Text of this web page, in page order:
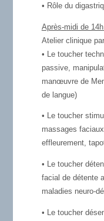
• Rôle du
Après-midi de
Atelier clinique
• Le toucher
passive,
manœuvre de
de langue)
• Le toucher
massages
effleurement,
• Le toucher
facial de détente
maladies neuro-
• Le toucher